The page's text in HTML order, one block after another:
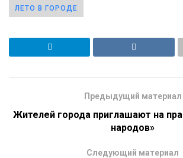
ЛЕТО В ГОРОДЕ
Предыдущий материал
Жителей города приглашают на
народов»
Следующий материал